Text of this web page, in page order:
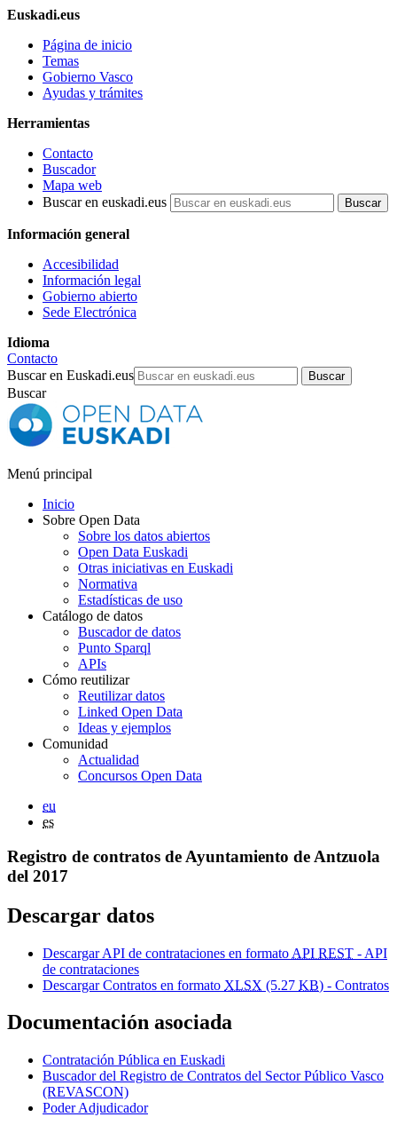
Euskadi.eus
Página de inicio
Temas
Gobierno Vasco
Ayudas y trámites
Herramientas
Contacto
Buscador
Mapa web
Buscar en euskadi.eus
Información general
Accesibilidad
Información legal
Gobierno abierto
Sede Electrónica
Idioma
Contacto
Buscar en Euskadi.eus
Buscar
Menú principal
Inicio
Sobre Open Data
Sobre los datos abiertos
Open Data Euskadi
Otras iniciativas en Euskadi
Normativa
Estadísticas de uso
Catálogo de datos
Buscador de datos
Punto Sparql
APIs
Cómo reutilizar
Reutilizar datos
Linked Open Data
Ideas y ejemplos
Comunidad
Actualidad
Concursos Open Data
eu
es
Registro de contratos de Ayuntamiento de Antzuola
del 2017
Descargar datos
Descargar API de contrataciones en formato API REST - API
de contrataciones
Descargar Contratos en formato XLSX (5.27 KB) - Contratos
Documentación asociada
Contratación Pública en Euskadi
Buscador del Registro de Contratos del Sector Público Vasco
(REVASCON)
Poder Adjudicador